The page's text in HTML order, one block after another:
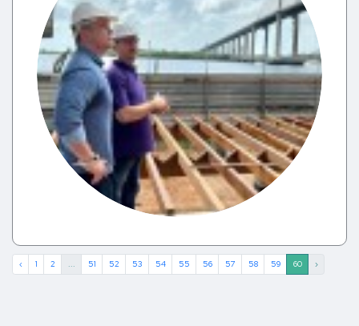
‹ 1 2 ... 51 52 53 54 55 56 57 58 59 60 ›